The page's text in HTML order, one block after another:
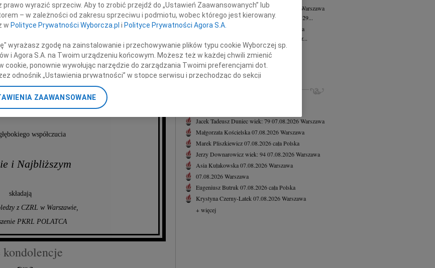
Szosta
lotniczego, instruktora,
Przyjaciela.
współczucia
i Najbliższym
składają
z CZRL w Warszawie,
PKRL POLATCA
kondolencje
Jacek Tadeusz Duniecwiek: 79
Warszawa
Z wielkim żalem przyjęliśmy wiadomość, że 29...
Małgorzata Kościelska
Warszawa
W dniu 3 sierpnia 2026 roku zmarła Profesor...
07.08.2026Warszawa
Serdeczne wyrazy współczucia dla...
+ więcej
Jacek Tadeusz Duniecwiek: 7907.08.2026Warszawa
Małgorzata Kościelska07.08.2026Warszawa
Marek Pliszkiewicz07.08.2026cała Polska
Jerzy Downarowiczwiek: 9407.08.2026Warszawa
Asia Kułakowska07.08.2026Warszawa
07.08.2026Warszawa
Eugeniusz Butruk 07.08.2026cała Polska
Krystyna Czerny-Latek 07.08.2026Warszawa
+ więcej
wyrazić sprzeciw. Aby to zrobić przejdź do „Ustawień Zaawansowanych” lub
– w zależności od zakresu sprzeciwu i podmiotu, wobec którego jest kierowany.
w Polityce Prywatności Wyborcza.pl i Polityce Prywatności Agora S.A.
wyrażasz zgodę na zainstalowanie i przechowywanie plików typu cookie Wyborczej sp.
i Agora S.A. na Twoim urządzeniu końcowym. Możesz też w każdej chwili zmienić
cookie, ponownie wywołując narzędzie do zarządzania Twoimi preferencjami dot.
odnośnik „Ustawienia prywatności” w stopce serwisu i przechodząc do sekcji
Zmiana ustawień plików cookie możliwa jest także za pomocą ustawień przeglądarki.
S.A. możemy przetwarzać dane osobowe w następujących celach:
Aktywne skanowanie charakterystyki urządzenia do celów identyfikacji.
urządzeniu lub dostęp do nich. Spersonalizowane reklamy i treści, pomiar reklam i
usług.Lista Zaufanych Partnerów
ZAAWANSOWANE